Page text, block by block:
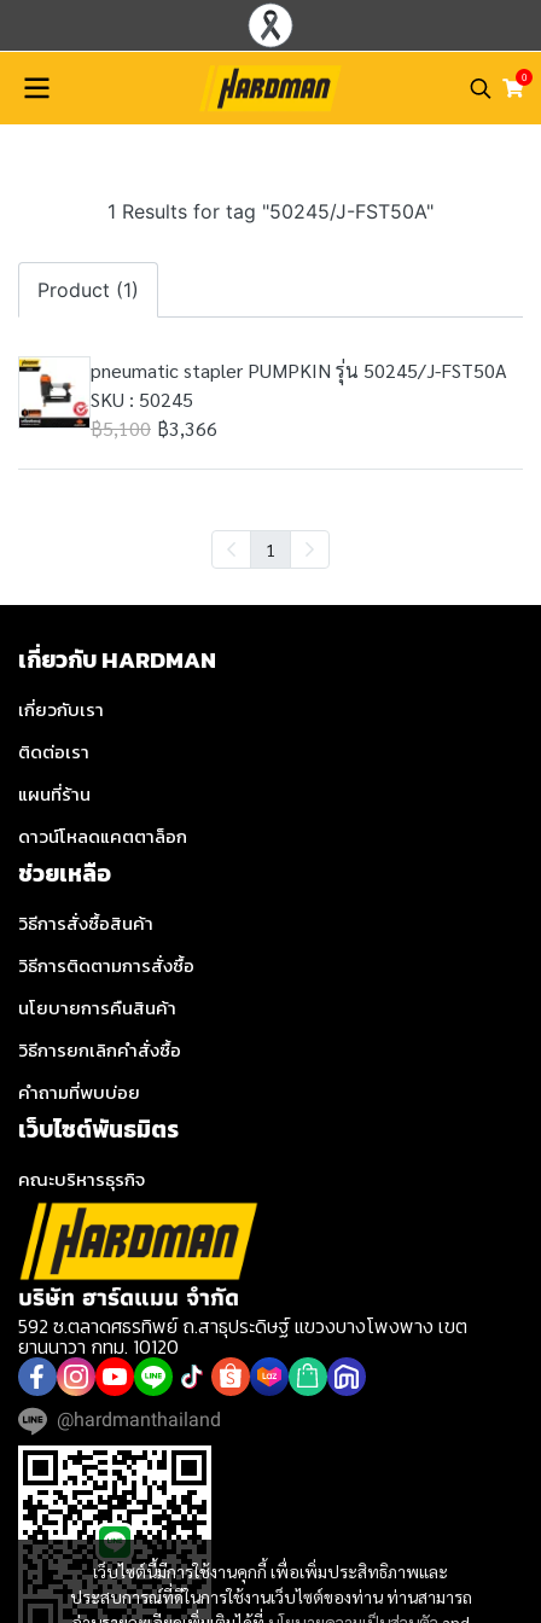
0
1 Results for tag "50245/J-FST50A"
Product (1)
pneumatic stapler PUMPKIN รุ่น 50245/J-FST50A
SKU : 50245
฿5,100 ฿3,366
1
เว็บไซต์นี้มีการใช้งานคุกกี้ เพื่อเพิ่มประสิทธิภาพและ
ประสบการณ์ที่ดีในการใช้งานเว็บไซต์ของท่าน ท่านสามารถ
เกี่ยวกับ HARDMAN
เกี่ยวกับเรา
ติดต่อเรา
แผนที่ร้าน
ดาวน์โหลดแคตตาล็อก
ช่วยเหลือ
วิธีการสั่งซื้อสินค้า
วิธีการติดตามการสั่งซื้อ
นโยบายการคืนสินค้า
วิธีการยกเลิกคำสั่งซื้อ
คำถามที่พบบ่อย
เว็บไซต์พันธมิตร
คณะบริหารธุรกิจ
บริษัท ฮาร์ดแมน จำกัด
592 ซ.ตลาดศธรทิพย์ ถ.สาธุประดิษฐ์ แขวงบางโพงพาง เขต
ยานนาวา กทม. 10120
@hardmanthailand